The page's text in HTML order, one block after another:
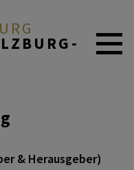
& Herausgeber)